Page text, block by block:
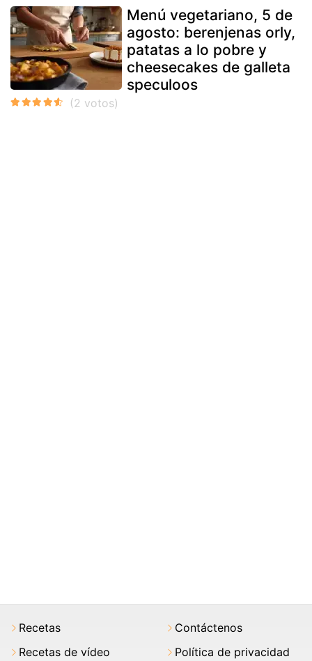
Menú vegetariano, 5 de
agosto: berenjenas orly,
patatas a lo pobre y
cheesecakes de galleta
speculoos
Recetas
Recetas de vídeo
Contáctenos
Política de privacidad